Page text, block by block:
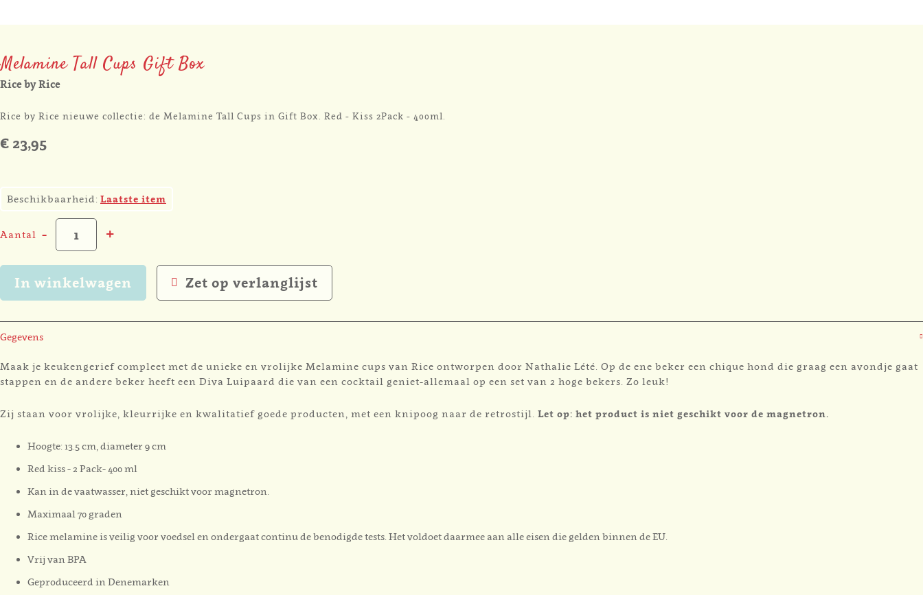
Melamine Tall Cups Gift Box
Rice by Rice
Rice by Rice nieuwe collectie: de Melamine Tall Cups in Gift Box. Red - Kiss 2Pack - 400ml.
€ 23,95
Beschikbaarheid: Laatste item
Aantal - +
In winkelwagen Zet op verlanglijst
Gegevens
Maak je keukengerief compleet met de unieke en vrolijke Melamine cups van Rice ontworpen door Nathalie Lété. Op de ene beker een chique hond die graag een avondje gaat
stappen en de andere beker heeft een Diva Luipaard die van een cocktail geniet-allemaal op een set van 2 hoge bekers. Zo leuk!
Zij staan voor vrolijke, kleurrijke en kwalitatief goede producten, met een knipoog naar de retrostijl. Let op: het product is niet geschikt voor de magnetron.
Hoogte: 13.5 cm, diameter 9 cm
Red kiss - 2 Pack- 400 ml
Kan in de vaatwasser, niet geschikt voor magnetron.
Maximaal 70 graden
Rice melamine is veilig voor voedsel en ondergaat continu de benodigde tests. Het voldoet daarmee aan alle eisen die gelden binnen de EU.
Vrij van BPA
Geproduceerd in Denemarken